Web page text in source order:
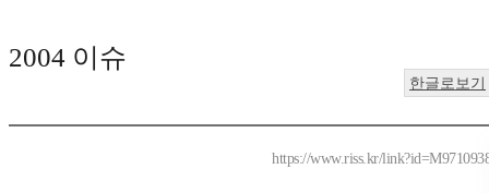
2004 이슈
한글로보기
https://www.riss.kr/